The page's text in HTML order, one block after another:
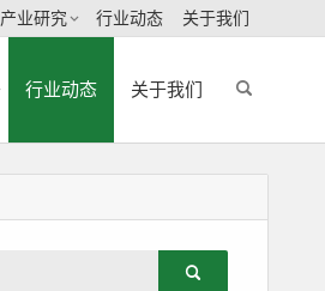
产业研究 行业动态 关于我们
行业动态 关于我们